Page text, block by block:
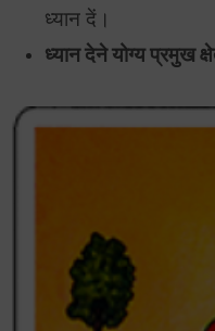
ध्यान दें।
ध्यान देने योग्य प्रमुख